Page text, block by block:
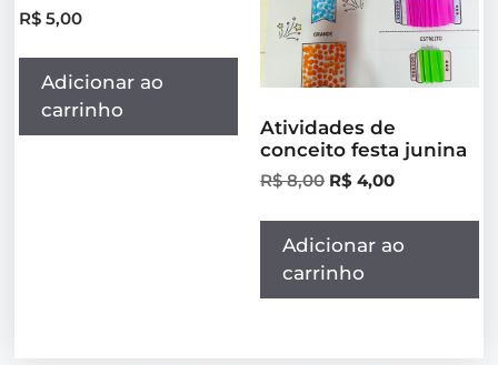
R$ 5,00
Adicionar ao
carrinho
Atividades de
conceito festa junina
R$8,00 R$ 4,00
Adicionar ao
carrinho